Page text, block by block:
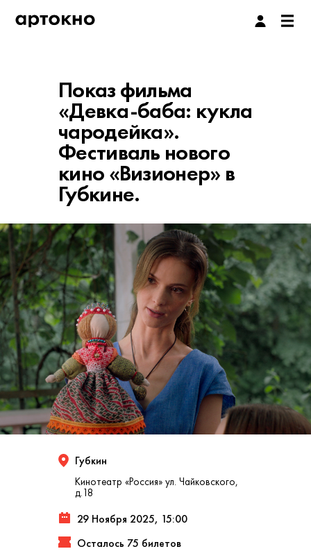
Показ фильма
«Девка-баба: кукла
чародейка».
Фестиваль нового
кино «Визионер» в
Губкине.
Губкин
Кинотеатр «Россия» ул. Чайковского,
д.18
29 Ноября 2025, 15:00
Осталось 75 билетов